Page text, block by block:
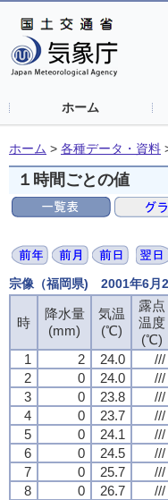
ホーム
ホーム > 各種データ・資料
１時間ごとの値
宗像（福岡県) 2001年6月
時
降水量
(mm)
気温
(℃)
露点
温度
(℃)
1
2 24.0 ///
2
0 24.0 ///
3
0 23.8 ///
4
0 23.7 ///
5
0 24.1 ///
6
0 24.5 ///
7
0 25.7 ///
8
0 26.7 ///
時
降水量
(mm)
気温
(℃)
露点
温度
(℃)
1
2 24.0 ///
2
0 24.0 ///
3
0 23.8 ///
4
0 23.7 ///
5
0 24.1 ///
6
0 24.5 ///
7
0 25.7 ///
8
0 26.7 ///
時
降水量
(mm)
気温
(℃)
露点
温度
(℃)
1
2 24.0 ///
2
0 24.0 ///
3
0 23.8 ///
4
0 23.7 ///
5
0 24.1 ///
6
0 24.5 ///
7
0 25.7 ///
8
0 26.7 ///
時
降水量
(mm)
気温
(℃)
露点
温度
(℃)
1
2 24.0 ///
2
0 24.0 ///
3
0 23.8 ///
4
0 23.7 ///
5
0 24.1 ///
6
0 24.5 ///
7
0 25.7 ///
8
0 26.7 ///